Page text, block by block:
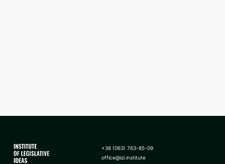
+38 (063) 763-85-09
office@izi.institute